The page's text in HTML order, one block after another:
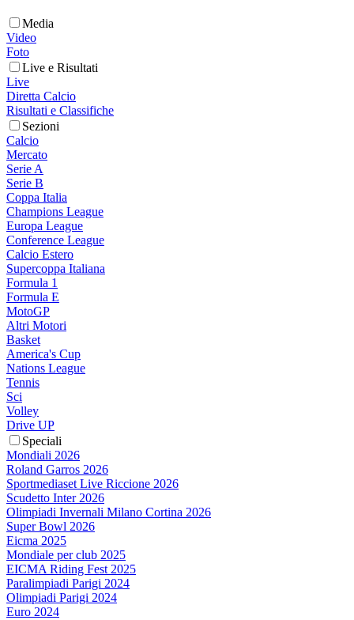
Media
Video
Foto
Live e Risultati
Live
Diretta Calcio
Risultati e Classifiche
Sezioni
Calcio
Mercato
Serie A
Serie B
Coppa Italia
Champions League
Europa League
Conference League
Calcio Estero
Supercoppa Italiana
Formula 1
Formula E
MotoGP
Altri Motori
Basket
America's Cup
Nations League
Tennis
Sci
Volley
Drive UP
Speciali
Mondiali 2026
Roland Garros 2026
Sportmediaset Live Riccione 2026
Scudetto Inter 2026
Olimpiadi Invernali Milano Cortina 2026
Super Bowl 2026
Eicma 2025
Mondiale per club 2025
EICMA Riding Fest 2025
Paralimpiadi Parigi 2024
Olimpiadi Parigi 2024
Euro 2024